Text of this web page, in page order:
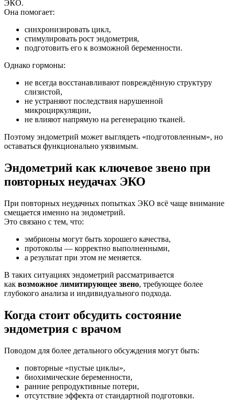
ЭКО.
Она помогает:
синхронизировать цикл,
стимулировать рост эндометрия,
подготовить его к возможной беременности.
Однако гормоны:
не всегда восстанавливают повреждённую структуру
слизистой,
не устраняют последствия нарушенной
микроциркуляции,
не влияют напрямую на регенерацию тканей.
Поэтому эндометрий может выглядеть «подготовленным», но
оставаться функционально уязвимым.
Эндометрий как ключевое звено при
повторных неудачах ЭКО
При повторных неудачных попытках ЭКО всё чаще внимание
смещается именно на эндометрий.
Это связано с тем, что:
эмбрионы могут быть хорошего качества,
протоколы — корректно выполненными,
а результат при этом не меняется.
В таких ситуациях эндометрий рассматривается
как возможное лимитирующее звено, требующее более
глубокого анализа и индивидуального подхода.
Когда стоит обсудить состояние
эндометрия с врачом
Поводом для более детального обсуждения могут быть:
повторные «пустые циклы»,
биохимические беременности,
ранние репродуктивные потери,
отсутствие эффекта от стандартной подготовки.